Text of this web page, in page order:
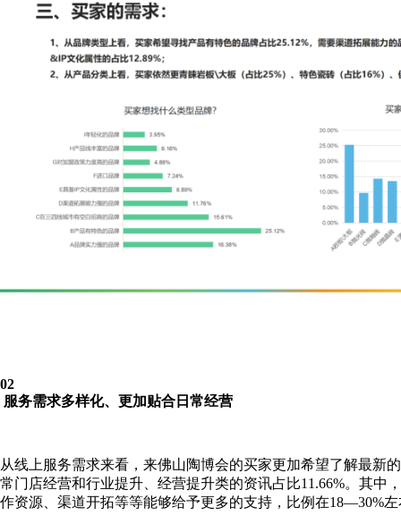
02
服务需求多样化、更加贴合日常经营
从线上服务需求来看，来佛山陶博会的买家更加希望了解最新
常门店经营和行业提升、经营提升类的资讯占比11.66%。其
作资源、渠道开拓等等能够给予更多的支持，比例在18—30%